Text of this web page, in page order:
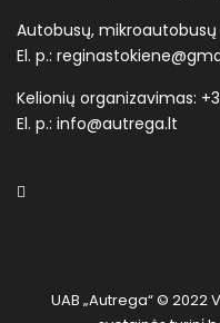
Autobusų,
El. p.:
Kelionių organizavimas:
El. p.: info@autrega.lt
UAB „Autrega“ © 2022